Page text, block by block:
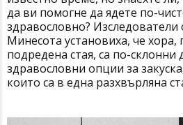
да ви помогне да ядете по-
здравословно? Изследователи
Минесота установиха, че хора,
подредена стая, са по-склонни
здравословни опции за
които са в една разхвърляна